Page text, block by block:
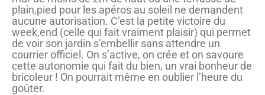
plain,pied pour les apéros au soleil ne demandent
aucune autorisation. C’est la petite victoire du
week,end (celle qui fait vraiment plaisir) qui permet
de voir son jardin s’embellir sans attendre un
courrier officiel. On s’active, on crée et on savoure
cette autonomie qui fait du bien, un vrai bonheur de
bricoleur ! On pourrait même en oublier l’heure du
goûter.